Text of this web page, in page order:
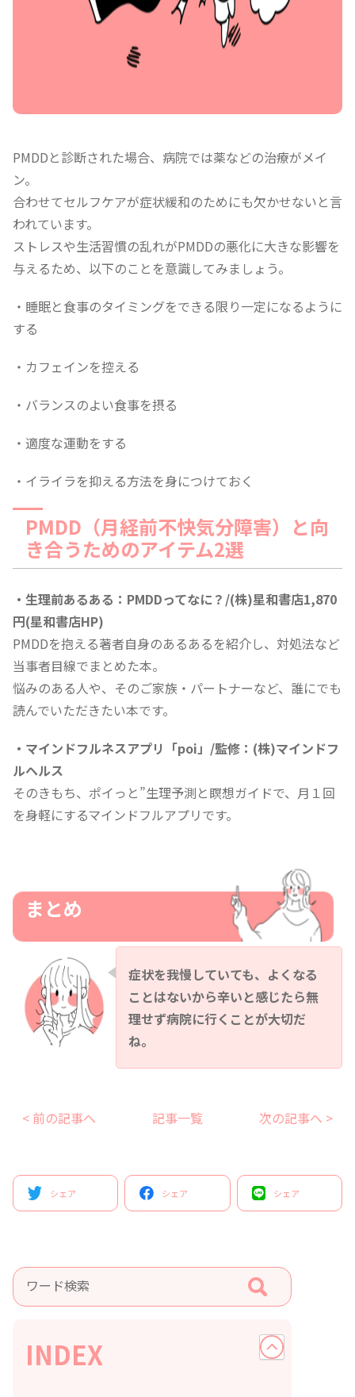
PMDDと診断された場合、病院では薬などの治療がメイ
ン。
合わせてセルフケアが症状緩和のためにも欠かせないと言
われています。
ストレスや生活習慣の乱れがPMDDの悪化に大きな影響を
与えるため、以下のことを意識してみましょう。
・睡眠と食事のタイミングをできる限り一定になるように
する
・カフェインを控える
・バランスのよい食事を摂る
・適度な運動をする
・イライラを抑える方法を身につけておく
PMDD（月経前不快気分障害）と向
き合うためのアイテム2選
・生理前あるある：PMDDってなに？/(株)星和書店1,870
円(星和書店HP)
PMDDを抱える著者自身のあるあるを紹介し、対処法など
当事者目線でまとめた本。
悩みのある人や、そのご家族・パートナーなど、誰にでも
読んでいただきたい本です。
・マインドフルネスアプリ「poi」/監修：(株)マインドフ
ルヘルス
そのきもち、ポイっと”生理予測と瞑想ガイドで、月１回
を身軽にするマインドフルアプリです。
まとめ
症状を我慢していても、よくなる
ことはないから辛いと感じたら無
理せず病院に行くことが大切だ
ね。
< 前の記事へ 記事一覧 次の記事へ >
シェア シェア シェア
INDEX